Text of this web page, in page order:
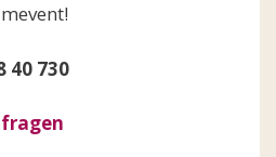
40 730